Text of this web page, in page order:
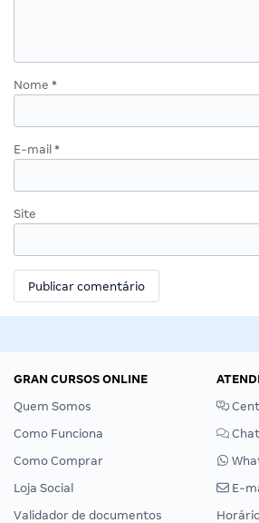
Nome *
E-mail *
Site
GRAN CURSOS ONLINE
Quem Somos
Como Funciona
Como Comprar
Loja Social
Validador de documentos
Chat
E-